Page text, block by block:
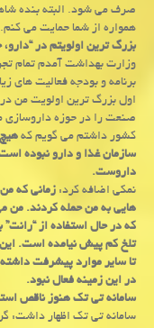
صرف می شود. البته بنده
همواره از شما حمایت می كنم.
بزرگ ترین اولویتم در
وزارت بهداشت آمدم تمام
برنامه و بودجه فعالیت های
اول بزرگ ترین اولویت من
صنعت را در حوزه داروسازی
كشور داشتم می گویم كههیچ
سازمان غذا و دارو نبوده است
داروست.
نمكی اضافه كرد:زمانی كه من
هایی به من حمله كردند. من
كه در حال استفاده از “رانت”
تلخ كم پیش نیامده است. این
تا سایر موارد پیشرفت
در این زمینه فعال نبود.
سامانه تی تك هنوز ناقص است
سامانه تی تك اظهار داشت: